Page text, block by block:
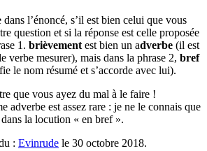
l’énoncé, s’il est bien celui que vous
question et si la réponse est celle proposée
1. brièvement est bien un adverbe (il est
verbe mesurer), mais dans la phrase 2, bref
le nom résumé et s’accorde avec lui).
que vous ayez du mal à le faire !
adverbe est assez rare : je ne le connais que
la locution « en bref ».
: Evinrude le 30 octobre 2018.